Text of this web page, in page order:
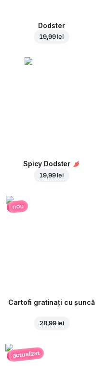
Dodster
19,99 lei
Spicy Dodster
19,99 lei
nou
Cartofi gratinați cu șuncă
28,99 lei
actualizat